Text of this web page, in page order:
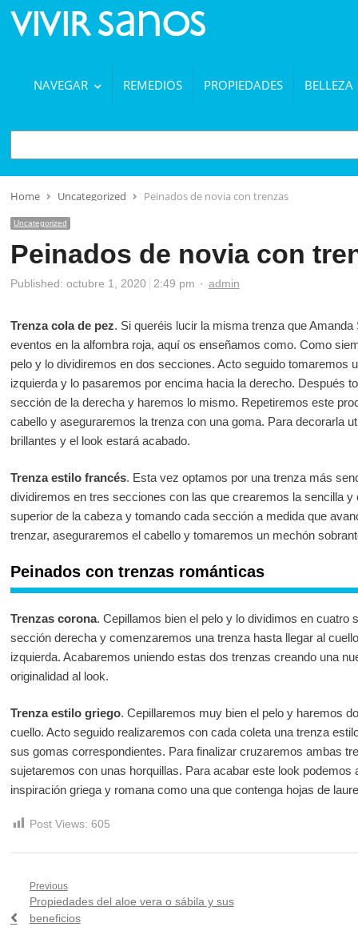
NAVEGAR REMEDIOS PROPIEDADES BELLEZA
BUSCAR
Home Uncategorized Peinados de novia con trenzas
Uncategorized
Peinados de novia con
Published: octubre 1, 2020 2:49 pm Author
admin
Trenza cola de pez. Si queréis lucir la misma trenza que
eventos en la alfombra roja, aquí os enseñamos como. Como
pelo y lo dividiremos en dos secciones. Acto seguido tomaremos
izquierda y lo pasaremos por encima hacia la derecho. Después
sección de la derecha y haremos lo mismo. Repetiremos este
cabello y aseguraremos la trenza con una goma. Para decorarla
brillantes y el look estará acabado.
Trenza estilo francés. Esta vez optamos por una trenza más
dividiremos en tres secciones con las que crearemos la sencilla
superior de la cabeza y tomando cada sección a medida que
trenzar, aseguraremos el cabello y tomaremos un mechón
Peinados con trenzas románticas
Trenzas corona. Cepillamos bien el pelo y lo dividimos en cuatro
sección derecha y comenzaremos una trenza hasta llegar al
izquierda. Acabaremos uniendo estas dos trenzas creando una
originalidad al look.
Trenza estilo griego. Cepillaremos muy bien el pelo y haremos
cuello. Acto seguido realizaremos con cada coleta una trenza
sus gomas correspondientes. Para finalizar cruzaremos ambas
sujetaremos con unas horquillas. Para acabar este look podemos
inspiración griega y romana como una que contenga hojas de
Post Views: 605
Navegación
de
Previous
Previous
post:
Propiedades del aloe vera o sábila y sus
beneficios